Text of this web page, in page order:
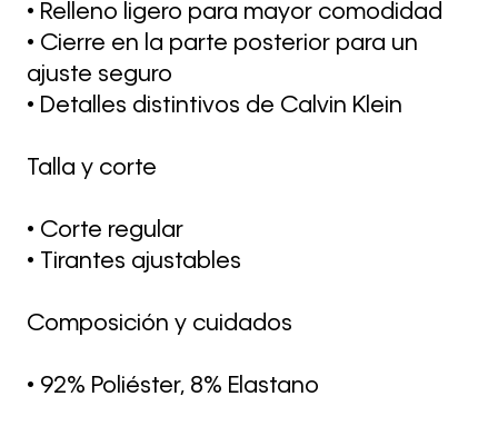
• Relleno ligero para mayor comodidad
• Cierre en la parte posterior para un
ajuste seguro
• Detalles distintivos de Calvin Klein
Talla y corte
• Corte regular
• Tirantes ajustables
Composición y cuidados
• 92% Poliéster, 8% Elastano